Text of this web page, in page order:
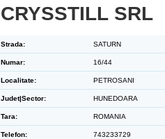
CRYSSTILL SRL
Strada: SATURN
Numar: 16/44
Localitate: PETROSANI
Judet|Sector: HUNEDOARA
Tara: ROMANIA
Telefon: 743233729